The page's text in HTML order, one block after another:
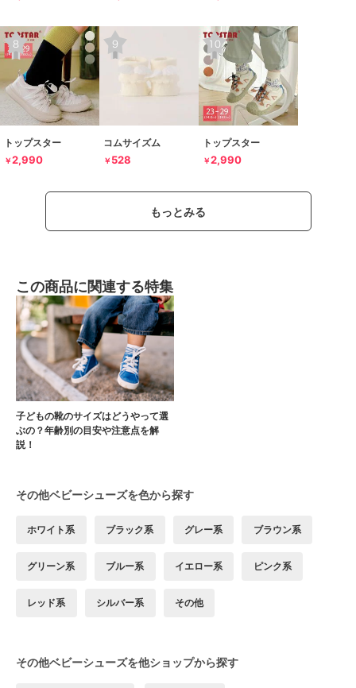
トップスター
￥2,990
コムサイズム
￥ 528
トップスター
￥2,990
もっとみる
この商品に関連する特集
子どもの靴のサイズはどうやって選
ぶの？年齢別の目安や注意点を解
説！
その他ベビーシューズを色から探す
ホワイト系 ブラック系 グレー系 ブラウン系
グリーン系 ブルー系 イエロー系 ピンク系
レッド系 シルバー系 その他
その他ベビーシューズを他ショップから探す